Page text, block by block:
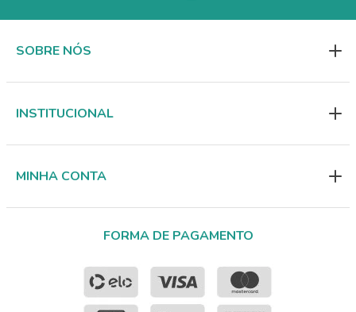
SOBRE NÓS
INSTITUCIONAL
MINHA CONTA
FORMA DE PAGAMENTO